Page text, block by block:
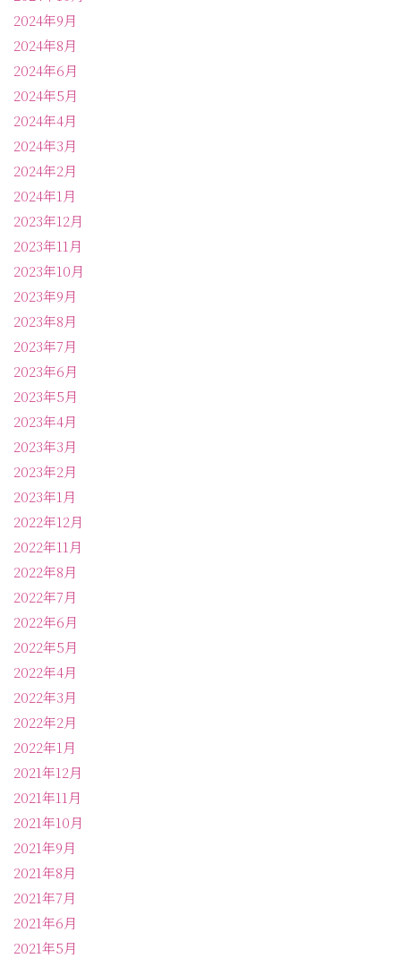
2024年9月
2024年8月
2024年6月
2024年5月
2024年4月
2024年3月
2024年2月
2024年1月
2023年12月
2023年11月
2023年10月
2023年9月
2023年8月
2023年7月
2023年6月
2023年5月
2023年4月
2023年3月
2023年2月
2023年1月
2022年12月
2022年11月
2022年8月
2022年7月
2022年6月
2022年5月
2022年4月
2022年3月
2022年2月
2022年1月
2021年12月
2021年11月
2021年10月
2021年9月
2021年8月
2021年7月
2021年6月
2021年5月